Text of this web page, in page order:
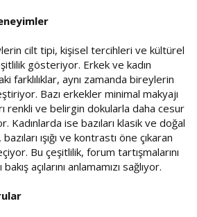
cilt tipi, kişisel tercihleri ve kültürel
gösteriyor. Erkek ve kadın
farklılıklar, aynı zamanda bireylerin
Bazı erkekler minimal makyajı
renkli ve belirgin dokularla daha cesur
Kadınlarda ise bazıları klasik ve doğal
ışığı ve kontrastı öne çıkaran
Bu çeşitlilik, forum tartışmalarını
açılarını anlamamızı sağlıyor.